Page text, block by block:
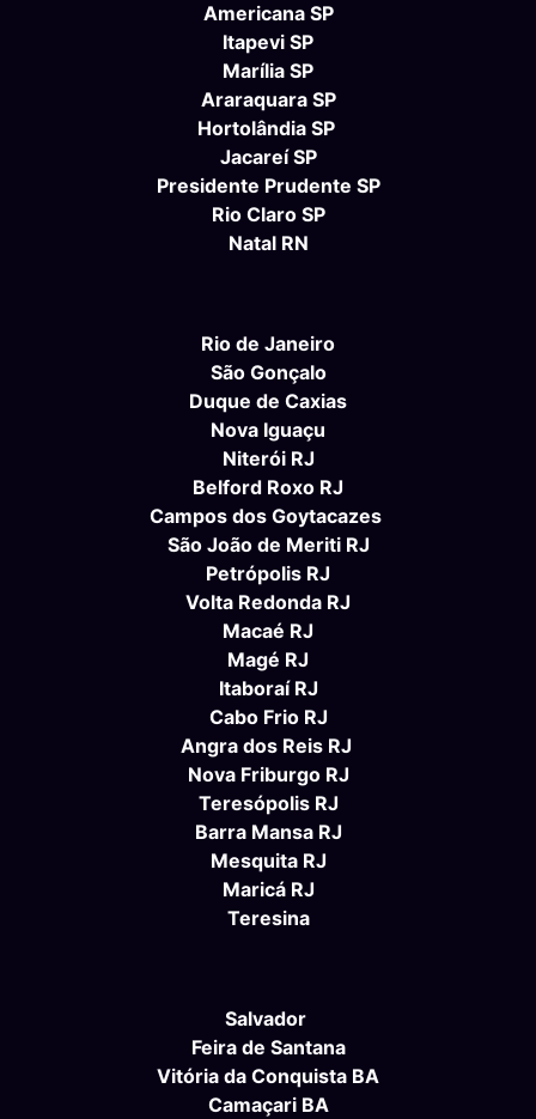
Americana SP
Itapevi SP
Marília SP
Araraquara SP
Hortolândia SP
Jacareí SP
Presidente Prudente SP
Rio Claro SP
Natal RN
Rio de Janeiro
São Gonçalo
Duque de Caxias
Nova Iguaçu
Niterói RJ
Belford Roxo RJ
Campos dos Goytacazes
São João de Meriti RJ
Petrópolis RJ
Volta Redonda RJ
Macaé RJ
Magé RJ
Itaboraí RJ
Cabo Frio RJ
Angra dos Reis RJ
Nova Friburgo RJ
Teresópolis RJ
Barra Mansa RJ
Mesquita RJ
Maricá RJ
Teresina
Salvador
Feira de Santana
Vitória da Conquista BA
Camaçari BA